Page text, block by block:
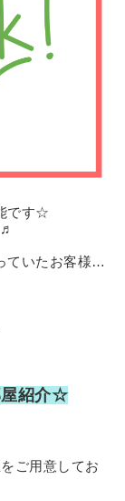
です☆
ていたお客様…
屋紹介☆
ご用意してお